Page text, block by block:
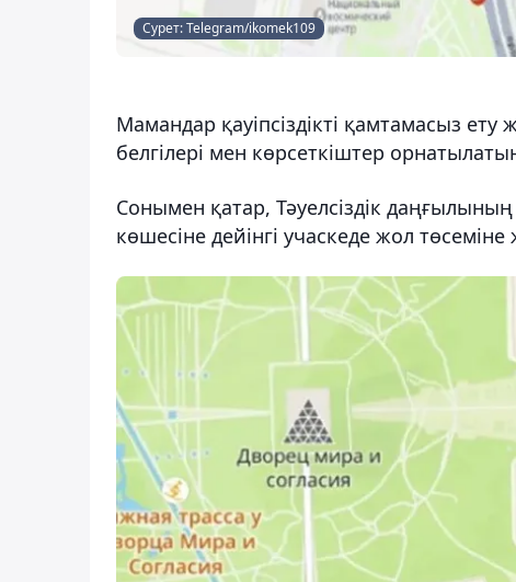
Сурет: Telegram/ikomek109
Мамандар қауіпсіздікті қамтамасыз
белгілері мен көрсеткіштер
Сонымен қатар, Тәуелсіздік
көшесіне дейінгі учаскеде жол